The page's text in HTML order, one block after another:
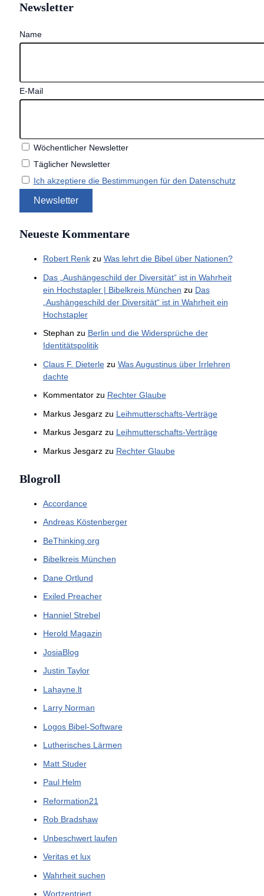
Newsletter
Name
E-Mail
Wöchentlicher Newsletter
Täglicher Newsletter
Ich akzeptiere die Bestimmungen für den Datenschutz
Neueste Kommentare
Robert Renkzu Was lehrt die Bibel über Nationen?
Das „Aushängeschild der Diversität“ ist in Wahrheit
ein Hochstapler | Bibelkreis München zu Das
„Aushängeschild der Diversität“ ist in Wahrheit ein
Hochstapler
Stephan zu Berlin und die Widersprüche der
Identitätspolitik
Claus F. Dieterlezu Was Augustinus über Irrlehren
dachte
Kommentatorzu Rechter Glaube
Markus Jesgarzzu Leihmutterschafts-Verträge
Markus Jesgarzzu Leihmutterschafts-Verträge
Markus Jesgarzzu Rechter Glaube
Blogroll
Accordance
Andreas Köstenberger
BeThinking.org
Bibelkreis München
Dane Ortlund
Exiled Preacher
Hanniel Strebel
Herold Magazin
JosiaBlog
Justin Taylor
Lahayne.lt
Larry Norman
Logos Bibel-Software
Lutherisches Lärmen
Matt Studer
Paul Helm
Reformation21
Rob Bradshaw
Unbeschwert laufen
Veritas et lux
Wahrheit suchen
Wortzentriert